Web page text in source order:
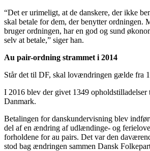
“Det er urimeligt, at de danskere, der ikke
skal betale for dem, der benytter ordningen.
bruger ordningen, har en god og sund
selv at betale,” siger han.
Au pair-ordning strammet i 2014
Står det til DF, skal lovændringen gælde fra
I 2016 blev der givet 1349 opholdstilladelser
Danmark.
Betalingen for danskundervisning blev
del af en ændring af udlændinge- og
forholdene for au pairs. Det var den
stod bag ændringen sammen Dansk